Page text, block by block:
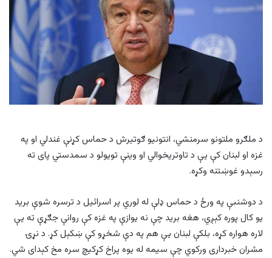
د ملګرو ملتونو سرمنشي، انتونیو ګوتیرش د حماس کړنې غندلي او په
غزه او لبنان کې یې د تاوتریخوالي او وینې تویولو د سمدستي پای ته
رسېدو غوښتنه وکړه.
د دوشنبې په ورځ د حماس ډلې له لوري پر اسرائیل د ترسره شوې برید
یو کال پوره کېږي، هغه برید چې نه یوازې په غزه کې روانې جګړې ته یې
لاره هواره کړه، بلکې لبنان یې هم په دې شخړو کې ښکېل کړ. د نړۍ
مشران خبرداری ورکوي چې سیمه له یوه پراخ کړکیچ سره مخ کېدای شي.